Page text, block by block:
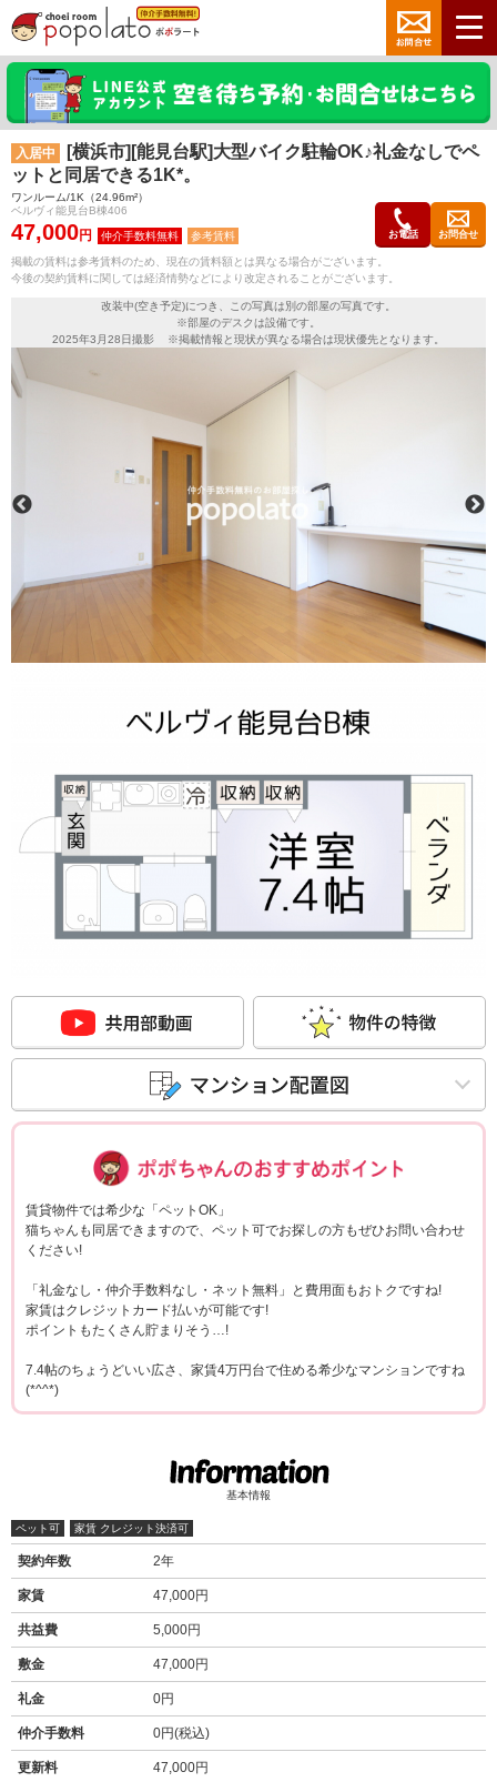
入居中
[横浜市][能見台駅]大型バイク駐輪OK♪礼金なしでペ
ットと同居できる1K*。
ワンルーム/1K（24.96m²）
ベルヴィ能見台B棟406
47,000円 参考賃料 お電話 お問合せ
掲載の賃料は参考賃料のため、現在の賃料額とは異なる場合がございます。
今後の契約賃料に関しては経済情勢などにより改定されることがございます。
改装中(空き予定)につき、この写真は別の部屋の写真です。
※部屋のデスクは設備です。
2025年3月28日撮影 ※掲載情報と現状が異なる場合は現状優先となります。
賃貸物件では希少な「ペットOK」
猫ちゃんも同居できますので、ペット可でお探しの方もぜひお問い合わせ
ください!
「礼金なし・仲介手数料なし・ネット無料」と費用面もおトクですね!
家賃はクレジットカード払いが可能です!
ポイントもたくさん貯まりそう…!
7.4帖のちょうどいい広さ、家賃4万円台で住める希少なマンションですね
(*^^*)
基本情報
ペット可 家賃 クレジット決済可
契約年数 2年
家賃 47,000円
共益費 5,000円
敷金 47,000円
礼金 0円
仲介手数料 0円(税込)
更新料 47,000円